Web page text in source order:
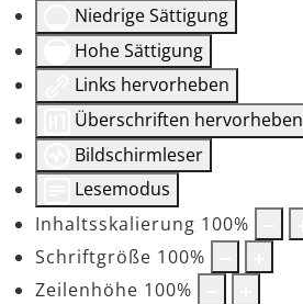
Niedrige Sättigung
Hohe Sättigung
Links hervorheben
Überschriften hervorheben
Bildschirmleser
Lesemodus
Inhaltsskalierung 100%
Schriftgröße 100%
Zeilenhöhe 100%